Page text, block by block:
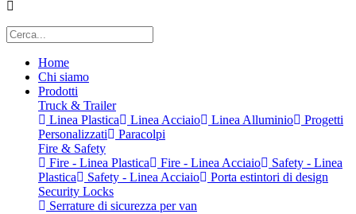
Home
Chi siamo
Prodotti
Truck & Trailer
Linea Plastica
Linea Acciaio Linea Alluminio
Progetti
Personalizzati
Paracolpi
Fire & Safety
Fire - Linea Plastica
Fire - Linea Acciaio
Safety - Linea
Plastica
Safety - Linea Acciaio
Porta estintori di design
Security Locks
Serrature di sicurezza per van